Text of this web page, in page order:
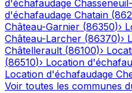
d'échafaudage
d'échafaudage Chatain (
Château-Garnier (86350)›
Château-Larcher (86370)›
Châtellerault (86100)›
(86510)› Location
Location d'échafaudage
Voir toutes les communes